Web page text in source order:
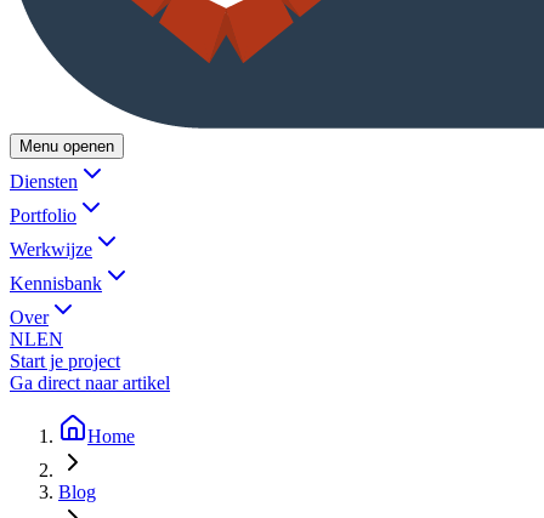
Menu openen
Diensten
Portfolio
Werkwijze
Kennisbank
Over
NLEN
Start je project
Ga direct naar artikel
Home
Blog